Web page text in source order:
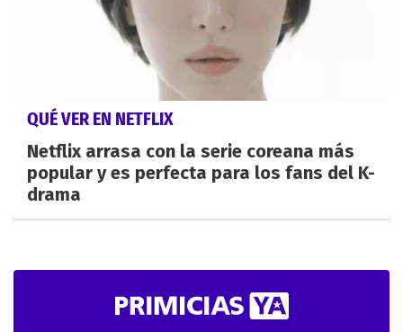
QUÉ VER EN NETFLIX
Netflix arrasa con la serie coreana más
popular y es perfecta para los fans del K-
drama